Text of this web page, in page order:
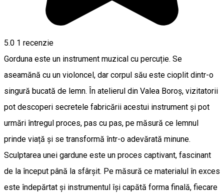
5.0 1 recenzie
Gorduna este un instrument muzical cu percuție. Se
aseamănă cu un violoncel, dar corpul său este cioplit dintr-o
singură bucată de lemn. În atelierul din Valea Boroș, vizitatorii
pot descoperi secretele fabricării acestui instrument și pot
urmări întregul proces, pas cu pas, pe măsură ce lemnul
prinde viață și se transformă într-o adevărată minune.
Sculptarea unei gardune este un proces captivant, fascinant
de la început până la sfârșit. Pe măsură ce materialul în exces
este îndepărtat și instrumentul își capătă forma finală, fiecare